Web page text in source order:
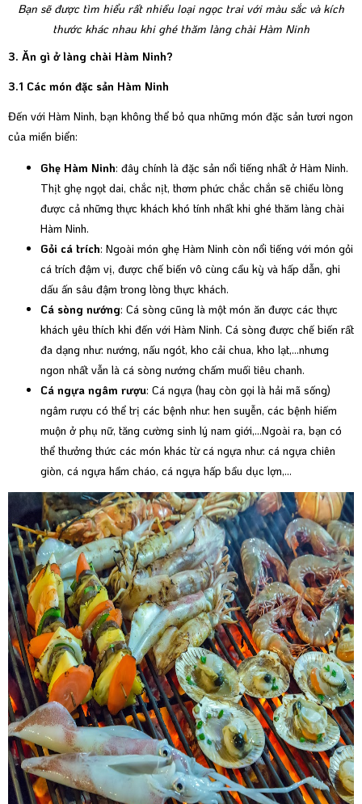
Bạn sẽ được tìm hiểu rất nhiều loại ngọc trai với màu sắc và kích
thước khác nhau khi ghé thăm làng chài Hàm Ninh
3. Ăn gì ở làng chài Hàm Ninh?
3.1 Các món đặc sản Hàm Ninh
Đến với Hàm Ninh, bạn không thể bỏ qua những món đặc sản tươi ngon
của miền biển:
Ghẹ Hàm Ninh: đây chính là đặc sản nổi tiếng nhất ở Hàm Ninh.
Thịt ghẹ ngọt dai, chắc nịt, thơm phức chắc chắn sẽ chiều lòng
được cả những thực khách khó tính nhất khi ghé thăm làng chài
Hàm Ninh.
Gỏi cá trích: Ngoài món ghẹ Hàm Ninh còn nổi tiếng với món gỏi
cá trích đậm vị, được chế biến vô cùng cầu kỳ và hấp dẫn, ghi
dấu ấn sâu đậm trong lòng thực khách.
Cá sòng nướng: Cá sòng cũng là một món ăn được các thực
khách yêu thích khi đến với Hàm Ninh. Cá sòng được chế biến rất
đa dạng như: nướng, nấu ngót, kho cải chua, kho lạt,...nhưng
ngon nhất vẫn là cá sòng nướng chấm muối tiêu chanh.
Cá ngựa ngâm rượu: Cá ngựa (hay còn gọi là hải mã sống)
ngâm rượu có thể trị các bệnh như: hen suyễn, các bệnh hiếm
muộn ở phụ nữ, tăng cường sinh lý nam giới,...Ngoài ra, bạn có
thể thưởng thức các món khác từ cá ngựa như: cá ngựa chiên
giòn, cá ngựa hầm cháo, cá ngựa hấp bầu dục lợn,...